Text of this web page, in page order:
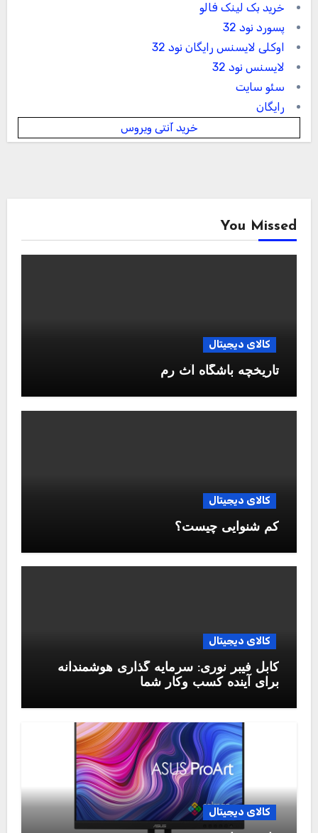
خرید بک لینک فالو
پسورد نود 32
اوکلی لایسنس رایگان نود 32
لایسنس نود 32
سئو سایت
رایگان
خرید آنتی ویروس
You Missed
کالای دیجیتال
تاریخچه باشگاه آث رم
کالای دیجیتال
کم شنوایی چیست؟
کالای دیجیتال
کابل فیبر نوری: سرمایه گذاری هوشمندانه
برای آینده کسب وکار شما
کالای دیجیتال